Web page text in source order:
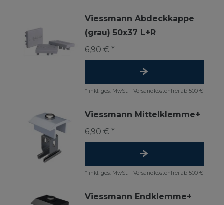
Viessmann Abdeckkappe
(grau) 50x37 L+R
6,90 € *
* inkl. ges. MwSt. - Versandkostenfrei ab 500 €
Viessmann Mittelklemme+
6,90 € *
* inkl. ges. MwSt. - Versandkostenfrei ab 500 €
Viessmann Endklemme+